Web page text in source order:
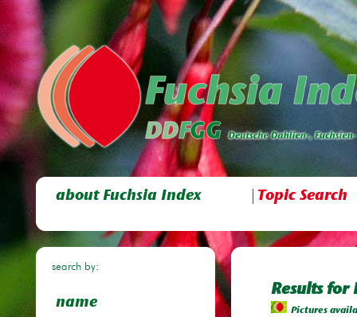
about Fuchsia Index Topic Search
search by:
name
Results for
Pictures